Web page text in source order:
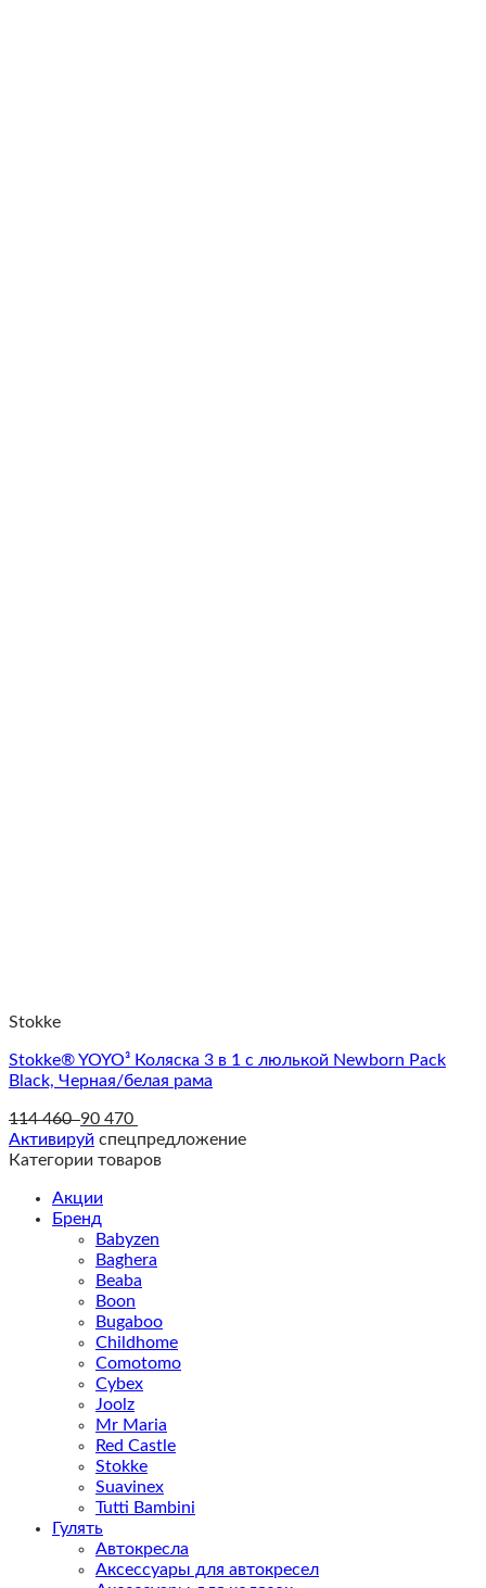
Stokke
Stokke® YOYO³ Коляска 3 в 1 с люлькой Newborn Pack
Black, Черная/белая рама
114 460 90 470
Активируй спецпредложение
Категории товаров
Акции
Бренд
Babyzen
Baghera
Beaba
Boon
Bugaboo
Childhome
Comotomo
Cybex
Joolz
Mr Maria
Red Castle
Stokke
Suavinex
Tutti Bambini
Гулять
Автокресла
Аксессуары для автокресел